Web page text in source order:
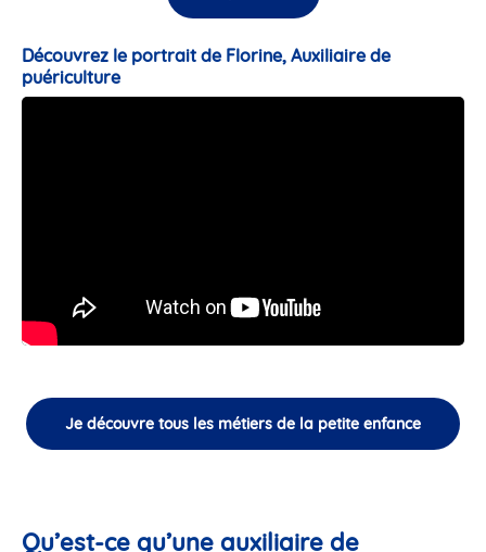
Découvrez le portrait de Florine, Auxiliaire de
puériculture
Je découvre tous les métiers de la petite enfance
Qu’est-ce qu’une auxiliaire de